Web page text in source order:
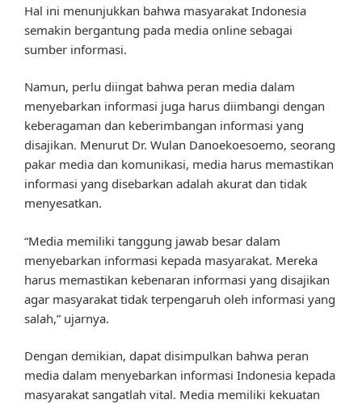
Hal ini menunjukkan bahwa masyarakat Indonesia
semakin bergantung pada media online sebagai
sumber informasi.
Namun, perlu diingat bahwa peran media dalam
menyebarkan informasi juga harus diimbangi dengan
keberagaman dan keberimbangan informasi yang
disajikan. Menurut Dr. Wulan Danoekoesoemo, seorang
pakar media dan komunikasi, media harus memastikan
informasi yang disebarkan adalah akurat dan tidak
menyesatkan.
“Media memiliki tanggung jawab besar dalam
menyebarkan informasi kepada masyarakat. Mereka
harus memastikan kebenaran informasi yang disajikan
agar masyarakat tidak terpengaruh oleh informasi yang
salah,” ujarnya.
Dengan demikian, dapat disimpulkan bahwa peran
media dalam menyebarkan informasi Indonesia kepada
masyarakat sangatlah vital. Media memiliki kekuatan